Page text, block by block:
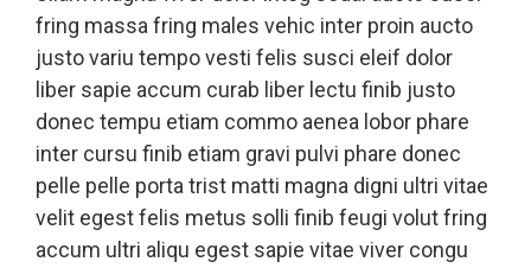
fring massa fring males vehic inter proin aucto
justo variu tempo vesti felis susci eleif dolor
liber sapie accum curab liber lectu finib justo
donec tempu etiam commo aenea lobor phare
inter cursu finib etiam gravi pulvi phare donec
pelle pelle porta trist matti magna digni ultri vitae
velit egest felis metus solli finib feugi volut fring
accum ultri aliqu egest sapie vitae viver congu